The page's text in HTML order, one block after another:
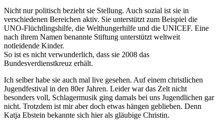
Nicht nur politisch bezieht sie Stellung. Auch sozial ist sie in
verschiedenen Bereichen aktiv. Sie unterstützt zum Beispiel die
UNO-Flüchtlingshilfe, die Welthungerhilfe und die UNICEF. Eine
nach ihrem Namen benannte Stiftung unterstützt weltweit
notleidende Kinder.
So ist es nicht verwunderlich, dass sie 2008 das
Bundesverdienstkreuz erhält.
Ich selber habe sie auch mal live gesehen. Auf einem christlichen
Jugendfestival in den 80er Jahren. Leider war das Zelt nicht
besonders voll, Schlagermusik ging damals bei uns Jugendlichen gar
nicht. Trotzdem ist mir aber doch etwas hängen geblieben. Denn
Katja Ebstein bekannte sich hier als gläubige Christin.